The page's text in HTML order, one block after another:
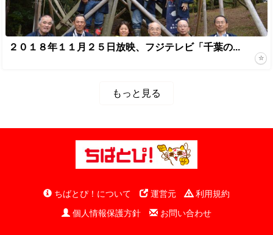
２０１８年１１月２５日放映、フジテレビ「千葉の...
もっと見る
ちばとぴ！について 運営元
利用規約
個人情報保護方針
お問い合わせ